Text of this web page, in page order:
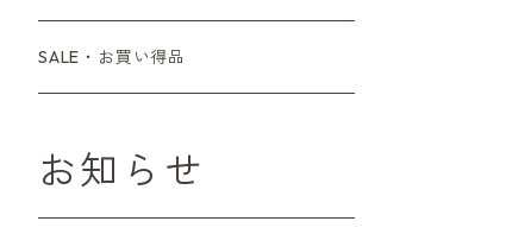
M42単焦点レンズ
Tシリーズ
コンパクト
α7、α9、X700
OLYMPUS（オリンパス）
PENシリーズ
ス）
レンジファインダーレンズ
大判レンズ
一眼レンズ
マウントアダプター
35mm（135）カラーリバーサル
アクセサリー・付属品
L39
初心者の方へもおすすめ！
SALE・お買い得品
お知らせ